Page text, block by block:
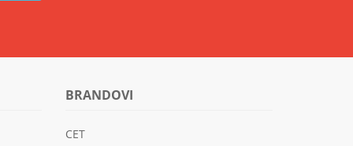
BRANDOVI
CET